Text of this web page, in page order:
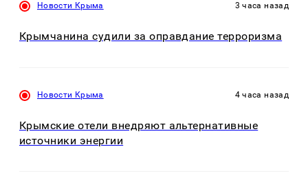
Новости Крыма 3 часа назад
Крымчанина судили за оправдание терроризма
Новости Крыма 4 часа назад
Крымские отели внедряют альтернативные
источники энергии